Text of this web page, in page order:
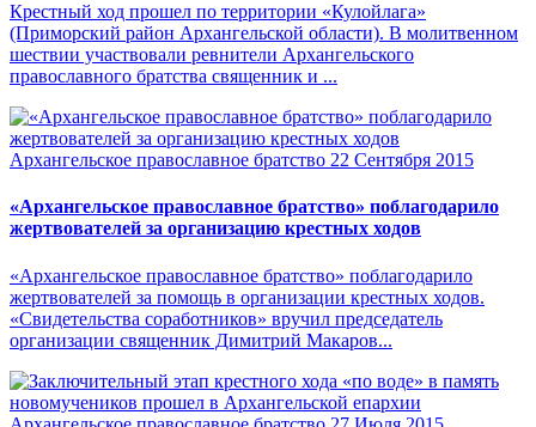
Крестный ход прошел по территории «Кулойлага»
(Приморский район Архангельской области). В молитвенном
шествии участвовали ревнители Архангельского
православного братства священник и ...
Архангельское православное братство 22 Сентября 2015
«Архангельское православное братство» поблагодарило
жертвователей за организацию крестных ходов
«Архангельское православное братство» поблагодарило
жертвователей за помощь в организации крестных ходов.
«Свидетельства соработников» вручил председатель
организации священник Димитрий Макаров...